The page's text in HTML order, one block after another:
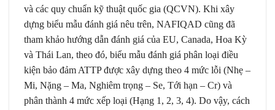
và các quy chuẩn kỹ thuật quốc gia (QCVN). Khi xây
dựng biểu mẫu đánh giá nêu trên, NAFIQAD cũng đã
tham khảo hướng dẫn đánh giá của EU, Canada, Hoa Kỳ
và Thái Lan, theo đó, biểu mẫu đánh giá phân loại điều
kiện bảo đảm ATTP được xây dựng theo 4 mức lỗi (Nhẹ –
Mi, Nặng – Ma, Nghiêm trọng – Se, Tới hạn – Cr) và
phân thành 4 mức xếp loại (Hạng 1, 2, 3, 4). Do vậy, cách